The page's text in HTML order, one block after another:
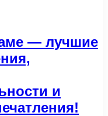
— лучшие
и